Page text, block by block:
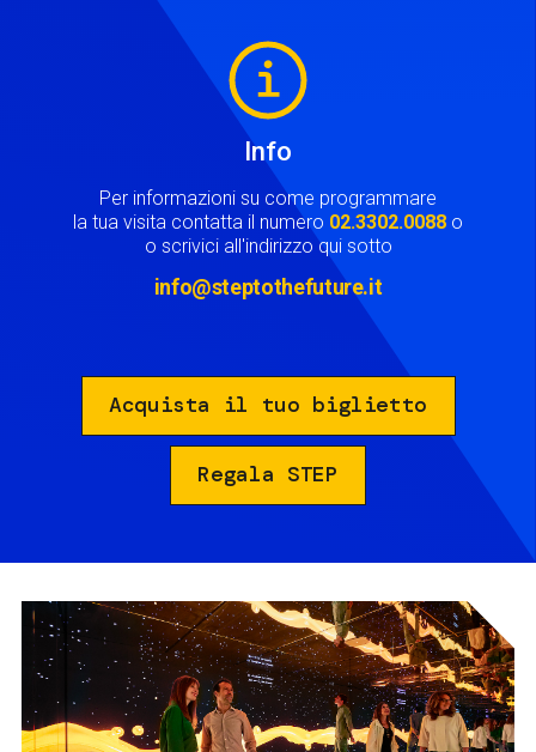
Info
Per informazioni su come programmare
la tua visita contatta il numero 02.3302.0088 o
o scrivici all'indirizzo qui sotto
info@steptothefuture.it
Acquista il tuo biglietto
Regala STEP